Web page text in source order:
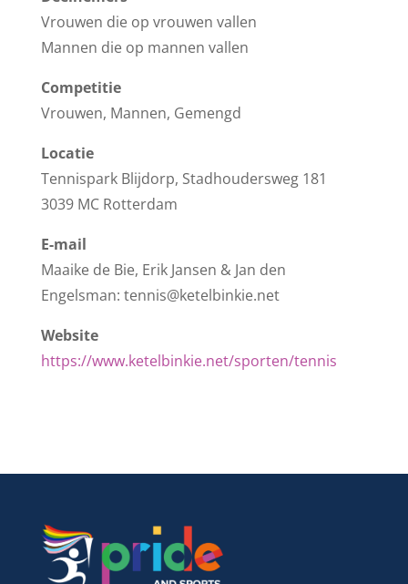
Vrouwen die op vrouwen vallen
Mannen die op mannen vallen
Competitie
Vrouwen, Mannen, Gemengd
Locatie
Tennispark Blijdorp, Stadhoudersweg 181
3039 MC Rotterdam
E-mail
Maaike de Bie, Erik Jansen & Jan den
Engelsman: tennis@ketelbinkie.net
Website
https://www.ketelbinkie.net/sporten/tennis